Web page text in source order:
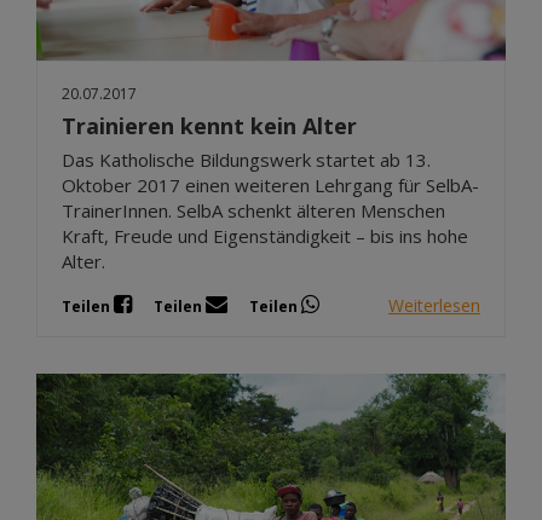
20.07.2017
Trainieren kennt kein Alter
Das Katholische Bildungswerk startet ab 13.
Oktober 2017 einen weiteren Lehrgang für SelbA-
TrainerInnen. SelbA schenkt älteren Menschen
Kraft, Freude und Eigenständigkeit – bis ins hohe
Alter.
Teilen Teilen Teilen Weiterlesen